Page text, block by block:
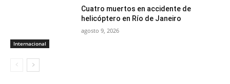
Internacional
Cuatro muertos en accidente de
helicóptero en Río de Janeiro
agosto 9, 2026